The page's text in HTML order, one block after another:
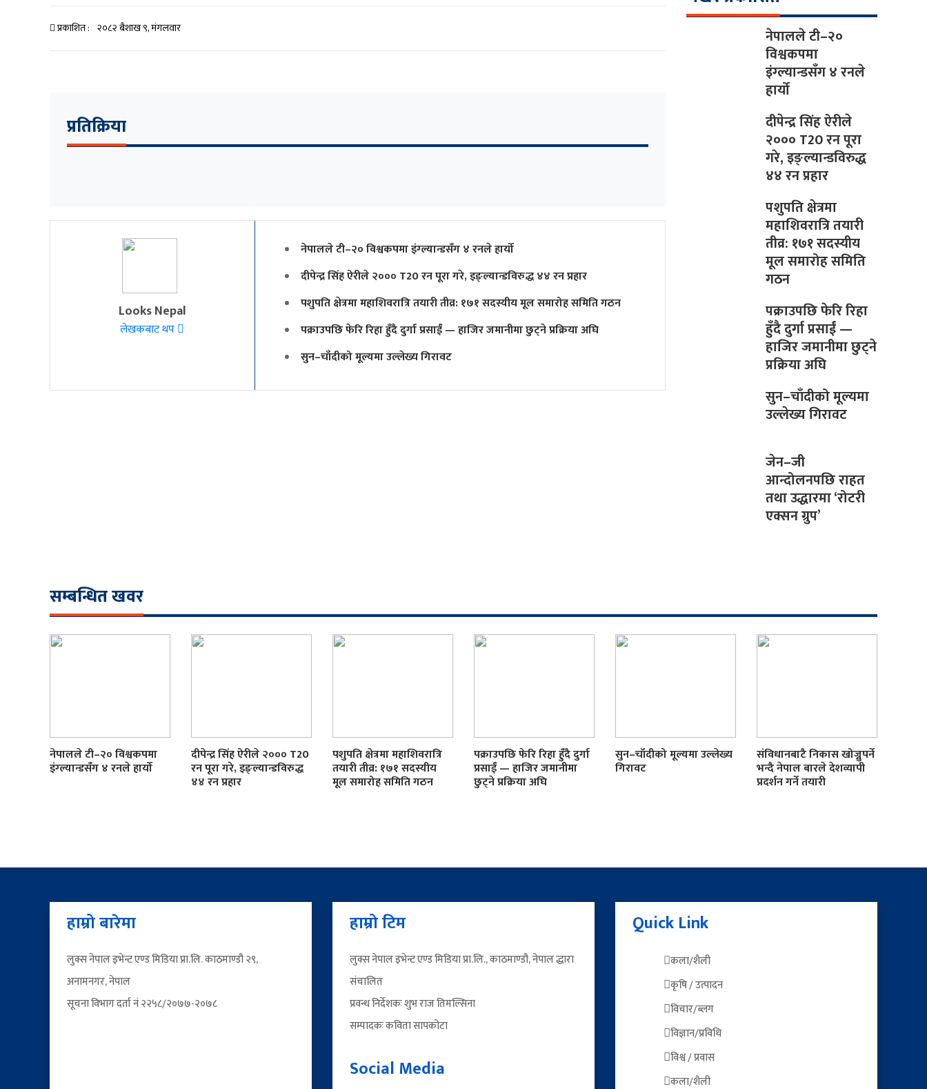
प्रकाशित : २०८२ बैशाख ९, मंगलवार
प्रतिक्रिया
Looks Nepal
लेखकबाट थप
नेपालले टी–२० विश्वकपमा इंग्ल्यान्डसँग ४ रनले हार्यो
दीपेन्द्र सिंह ऐरीले २००० T20 रन पूरा गरे, इङ्ल्यान्डविरुद्ध ४४ रन प्रहार
पशुपति क्षेत्रमा महाशिवरात्रि तयारी तीव्र: १७१ सदस्यीय मूल समारोह समिति गठन
पक्राउपछि फेरि रिहा हुँदै दुर्गा प्रसाईं — हाजिर जमानीमा छुट्ने प्रक्रिया अघि
सुन–चाँदीको मूल्यमा उल्लेख्य गिरावट
नेपालले टी–२०
विश्वकपमा
इंग्ल्यान्डसँग ४ रनले
हार्यो
दीपेन्द्र सिंह ऐरीले
२००० T20 रन पूरा
गरे, इङ्ल्यान्डविरुद्ध
४४ रन प्रहार
पशुपति क्षेत्रमा
महाशिवरात्रि तयारी
तीव्र: १७१ सदस्यीय
मूल समारोह समिति
गठन
पक्राउपछि फेरि रिहा
हुँदै दुर्गा प्रसाईं —
हाजिर जमानीमा छुट्ने
प्रक्रिया अघि
सुन–चाँदीको मूल्यमा
उल्लेख्य गिरावट
जेन–जी
आन्दोलनपछि राहत
तथा उद्धारमा ‘रोटरी
एक्सन ग्रुप’
सम्बन्धित खवर
नेपालले टी–२० विश्वकपमा
इंग्ल्यान्डसँग ४ रनले हार्यो
दीपेन्द्र सिंह ऐरीले २००० T20
रन पूरा गरे, इङ्ल्यान्डविरुद्ध
४४ रन प्रहार
पशुपति क्षेत्रमा महाशिवरात्रि
तयारी तीव्र: १७१ सदस्यीय
मूल समारोह समिति गठन
पक्राउपछि फेरि रिहा हुँदै दुर्गा
प्रसाईं — हाजिर जमानीमा
छुट्ने प्रक्रिया अघि
सुन–चाँदीको मूल्यमा उल्लेख्य
गिरावट
संविधानबाटै निकास खोज्नुपर्ने
भन्दै नेपाल बारले देशव्यापी
प्रदर्शन गर्ने तयारी
हाम्रो बारेमा
लुक्स नेपाल इभेन्ट एण्ड मिडिया प्रा.लि. काठमाण्डौ २९,
अनामनगर, नेपाल
सूचना विभाग दर्ता नं २२५८/२०७७-२०७८
हाम्रो टिम
लुक्स नेपाल इभेन्ट एण्ड मिडिया प्रा.लि., काठमाण्डौ, नेपाल द्धारा
संचालित
प्रवन्ध निर्देशकः शुभ राज तिमल्सिना
सम्पादकः कविता सापकोटा
Social Media
Quick Link
कला/शैली
कृषि / उत्पादन
विचार/ब्लग
विज्ञान/प्रविधि
विश्व / प्रवास
कला/शैली